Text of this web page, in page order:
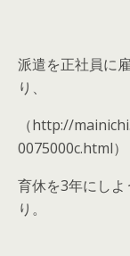
派遣を正社員に
り、
（http://
0075000c.html）
育休を3年にし
り。